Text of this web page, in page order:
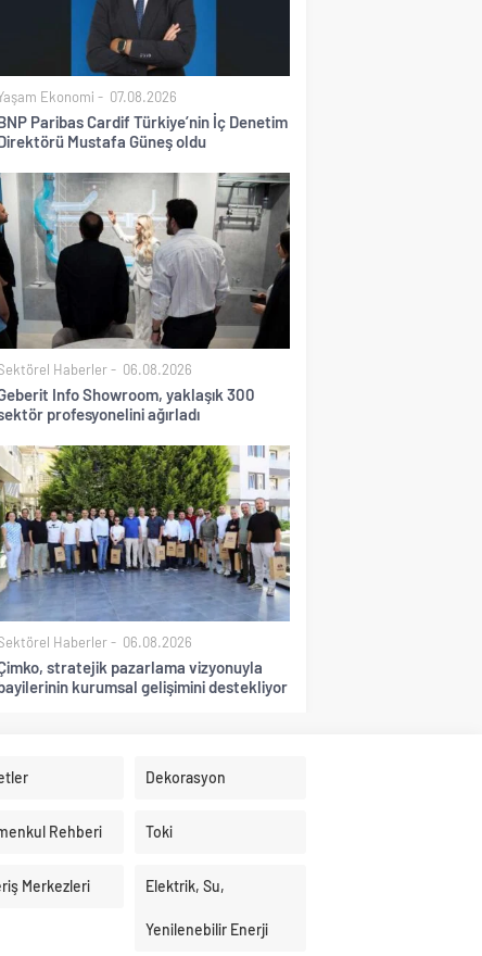
Ekonomi 07.08.2026
Paribas Cardif Türkiye’nin İç Denetim
Mustafa Güneş oldu
Haberler 06.08.2026
Info Showroom, yaklaşık 300
profesyonelini ağırladı
Haberler 06.08.2026
stratejik pazarlama vizyonuyla
kurumsal gelişimini destekliyor
Dekorasyon
Rehberi Toki
Merkezleri Elektrik, Su,
Yenilenebilir Enerji